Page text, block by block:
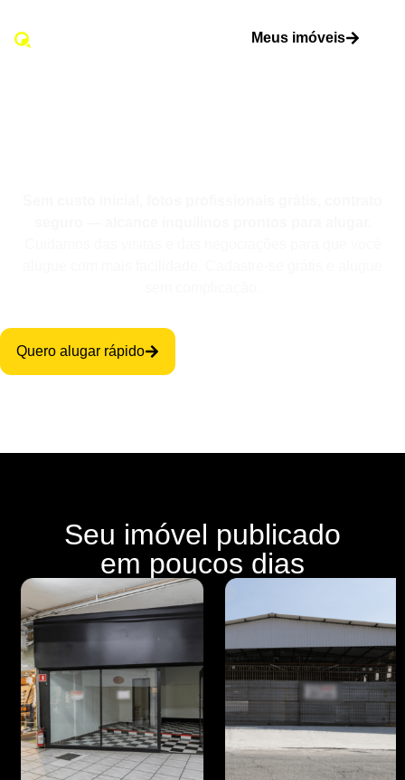
Meus imóveis
Quero alugar rápido
Seu imóvel publicado
em poucos dias